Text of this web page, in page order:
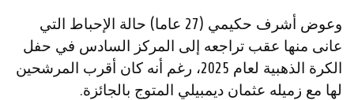
وعوض أشرف حكيمي (27 عاما) حالة الإحباط التي
عانى منها عقب تراجعه إلى المركز السادس في حفل
الكرة الذهبية لعام 2025، رغم أنه كان أقرب المرشحين
لها مع زميله عثمان ديمبيلي المتوج بالجائزة.